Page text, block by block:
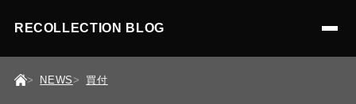
RECOLLECTION BLOG
NEWS 買付